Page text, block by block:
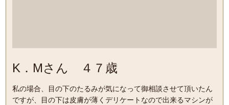
K．Mさん ４７歳
私の場合、目の下のたるみが気になって御相談させて頂いたん
ですが、目の下は皮膚が薄くデリケートなので出来るマシンが